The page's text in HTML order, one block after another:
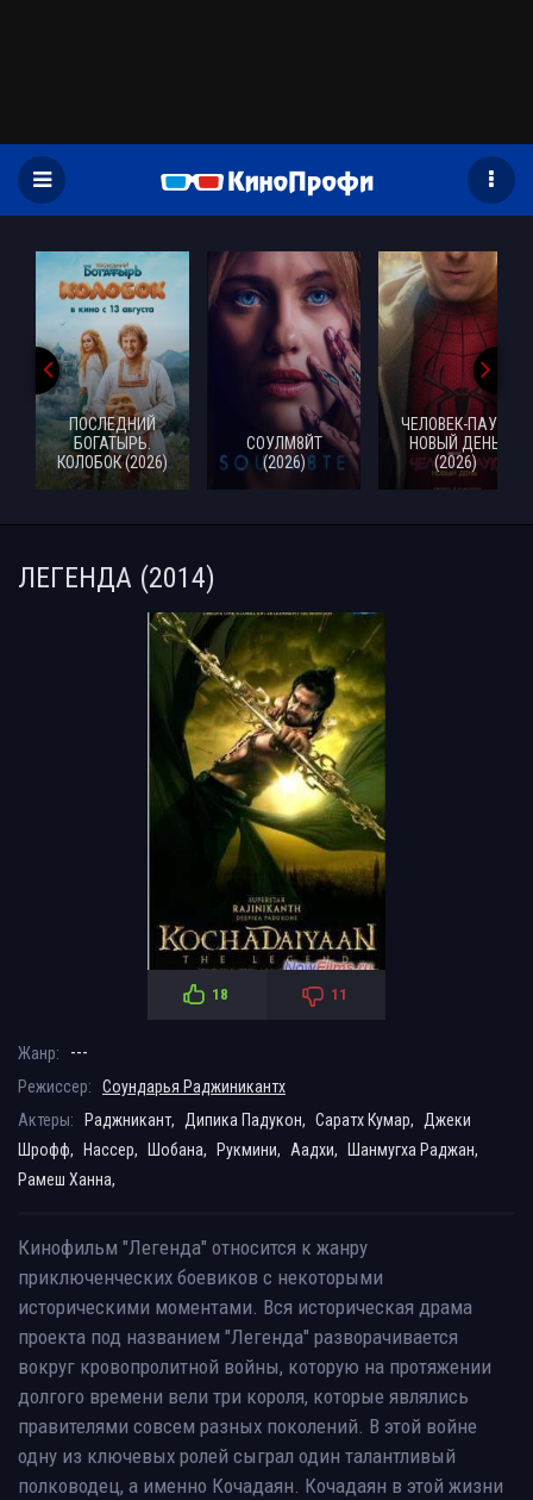
ПОСЛЕДНИЙ
БОГАТЫРЬ.
КОЛОБОК (2026)
СОУЛМ8ЙТ
(2026)
ЧЕЛОВЕК-ПАУК:
НОВЫЙ ДЕНЬ
(2026)
ЛЕГЕНДА (2014)
18 11
Жанр: ---
Режиссер:
Соундарья Раджиникантх
Актеры:
Раджникант, Дипика Падукон, Саратх Кумар,
Джеки
Шрофф,
Нассер, Шобана, Рукмини, Аадхи,
Шанмугха Раджан,
Рамеш Ханна,
Кинофильм "Легенда" относится к жанру
приключенческих боевиков с некоторыми
историческими моментами. Вся историческая драма
проекта под названием "Легенда" разворачивается
вокруг кровопролитной войны, которую на протяжении
долгого времени вели три короля, которые являлись
правителями совсем разных поколений. В этой войне
одну из ключевых ролей сыграл один талантливый
полководец, а именно Кочадаян. Кочадаян в этой жизни